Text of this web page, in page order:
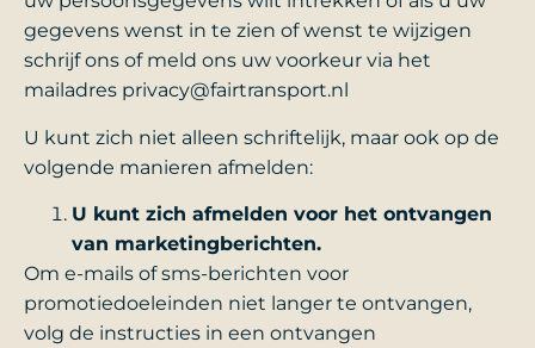
gegevens wenst in te zien of wenst te wijzigen
schrijf ons of meld ons uw voorkeur via het
mailadres privacy@fairtransport.nl
U kunt zich niet alleen schriftelijk, maar ook op de
volgende manieren afmelden:
U kunt zich afmelden voor het ontvangen
van marketingberichten.
Om e-mails of sms-berichten voor
promotiedoeleinden niet langer te ontvangen,
volg de instructies in een ontvangen